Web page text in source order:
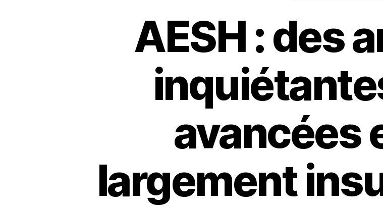
AESH : des
avancées
largement